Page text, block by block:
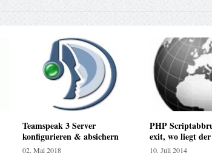
Teamspeak 3 Server
konfigurieren & absichern
02. Mai 2018
PHP
exit, wo liegt
10. Juli 2014